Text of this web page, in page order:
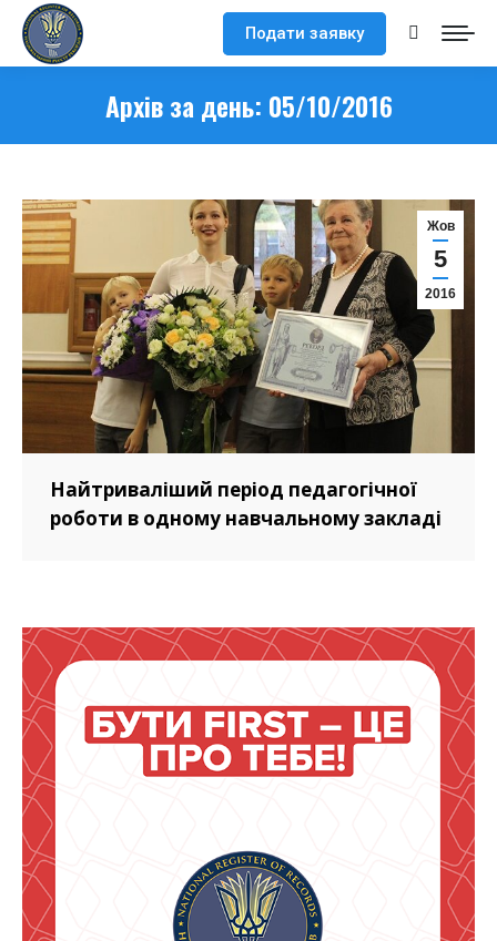
Подати заявку Search:
Архів за день: 05/10/2016
Жов
5
2016
Найтриваліший період педагогічної
роботи в одному навчальному закладі